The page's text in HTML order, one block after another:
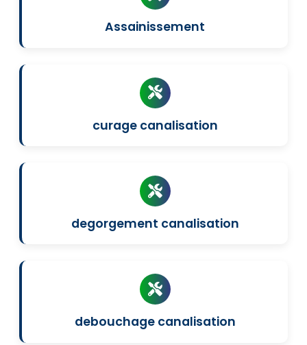
Assainissement
curage canalisation
degorgement canalisation
debouchage canalisation